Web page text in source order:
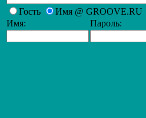
Гость
Имя @ GROOVE.RU
Имя:
Пароль: